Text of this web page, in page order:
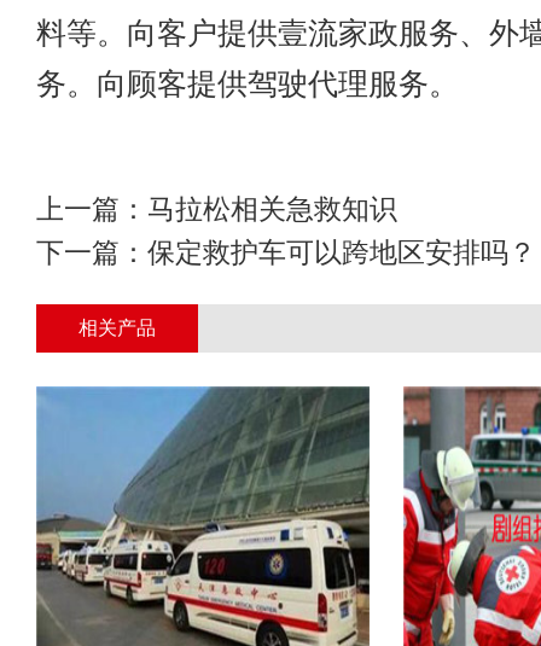
料等。向客户提供壹流家政服务、外
务。向顾客提供驾驶代理服务。
上一篇： 马拉松相关急救知识
下一篇： 保定救护车可以跨地区安排吗？
相关产品